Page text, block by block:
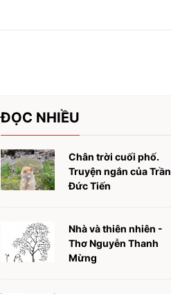
ĐỌC NHIỀU
Chân trời cuối phố.
Truyện ngắn của Trần
Đức Tiến
Nhà và thiên nhiên -
Thơ Nguyễn Thanh
Mừng